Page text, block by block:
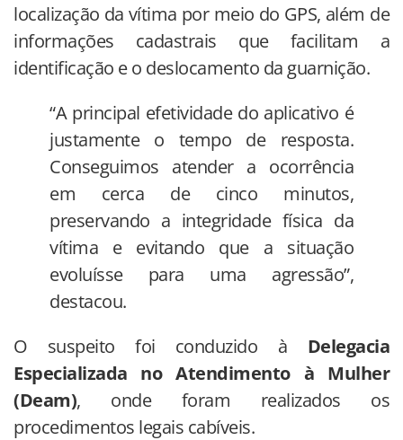
localização da vítima por meio do GPS, além de
informações cadastrais que facilitam a
identificação e o deslocamento da guarnição.
“A principal efetividade do aplicativo é
justamente o tempo de resposta.
Conseguimos atender a ocorrência
em cerca de cinco minutos,
preservando a integridade física da
vítima e evitando que a situação
evoluísse para uma agressão”,
destacou.
O suspeito foi conduzido à Delegacia
Especializada no Atendimento à Mulher
(Deam), onde foram realizados os
procedimentos legais cabíveis.